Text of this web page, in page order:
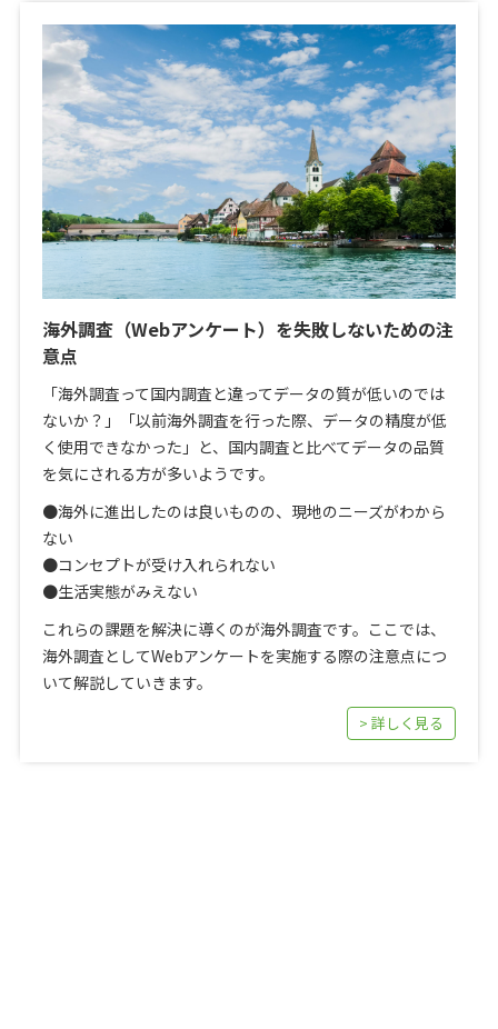
海外調査（Webアンケート）を失敗しないための注
意点
「海外調査って国内調査と違ってデータの質が低いのでは
ないか？」「以前海外調査を行った際、データの精度が低
く使用できなかった」と、国内調査と比べてデータの品質
を気にされる方が多いようです。
●海外に進出したのは良いものの、現地のニーズがわから
ない
●コンセプトが受け入れられない
●生活実態がみえない
これらの課題を解決に導くのが海外調査です。ここでは、
海外調査としてWebアンケートを実施する際の注意点につ
いて解説していきます。
> 詳しく見る